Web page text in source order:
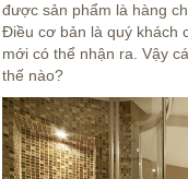
được sản phẩm là hàng
Điều cơ bản là quý khách
mới có thể nhận ra. Vậy
thế nào?